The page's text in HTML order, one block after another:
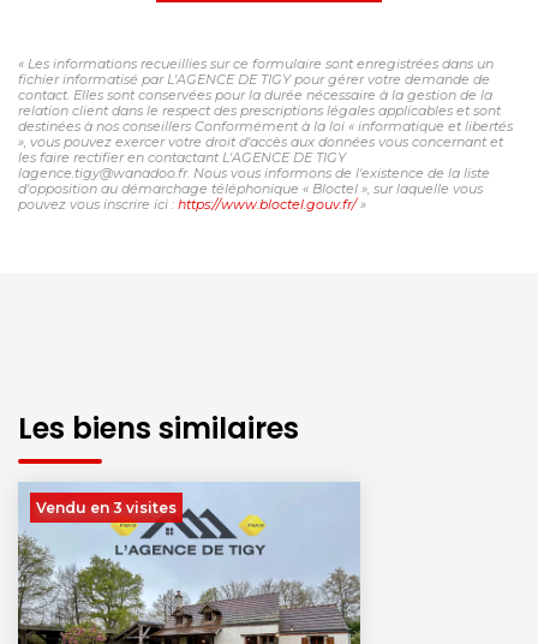
« Les informations recueillies sur ce formulaire sont enregistrées dans un
fichier informatisé par L'AGENCE DE TIGY pour gérer votre demande de
contact. Elles sont conservées pour la durée nécessaire à la gestion de la
relation client dans le respect des prescriptions légales applicables et sont
destinées à nos conseillers Conformément à la loi « informatique et libertés
», vous pouvez exercer votre droit d'accès aux données vous concernant et
les faire rectifier en contactant L'AGENCE DE TIGY
lagence.tigy@wanadoo.fr. Nous vous informons de l'existence de la liste
d'opposition au démarchage téléphonique « Bloctel », sur laquelle vous
pouvez vous inscrire ici : https://www.bloctel.gouv.fr/»
Les biens similaires
Vendu en 3 visites